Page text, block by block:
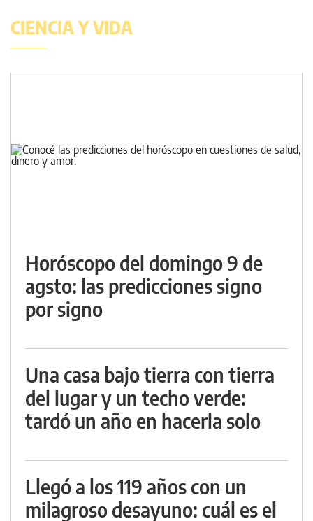
CIENCIA Y VIDA
Horóscopo del domingo 9 de
agsto: las predicciones signo
por signo
Una casa bajo tierra con tierra
del lugar y un techo verde:
tardó un año en hacerla solo
Llegó a los 119 años con un
milagroso desayuno: cuál es el